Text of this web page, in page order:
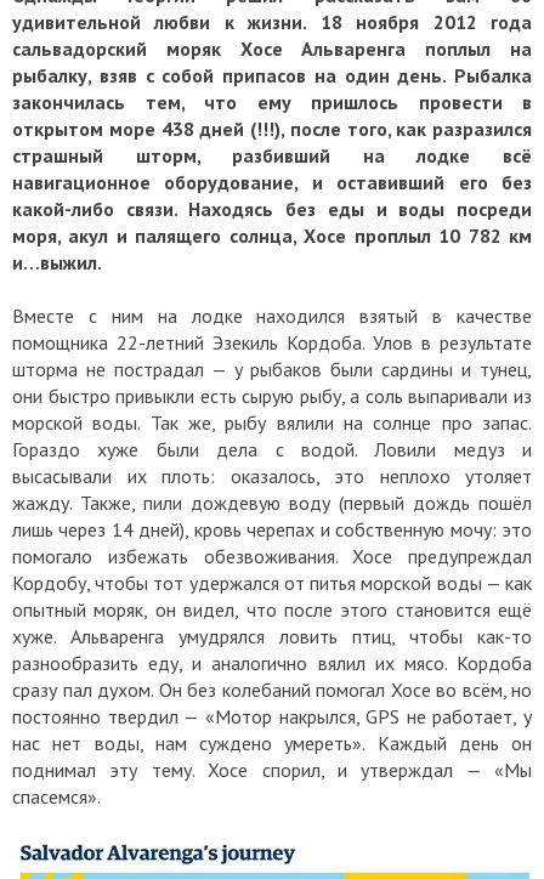
удивительной любви к жизни. 18 ноября 2012 года
сальвадорский моряк Хосе Альваренга поплыл на
рыбалку, взяв с собой припасов на один день. Рыбалка
закончилась тем, что ему пришлось провести в
открытом море 438 дней (!!!), после того, как разразился
страшный шторм, разбивший на лодке всё
навигационное оборудование, и оставивший его без
какой-либо связи. Находясь без еды и воды посреди
моря, акул и палящего солнца, Хосе проплыл 10 782 км
и…выжил.
Вместе с ним на лодке находился взятый в качестве
помощника 22-летний Эзекиль Кордоба. Улов в результате
шторма не пострадал — у рыбаков были сардины и тунец,
они быстро привыкли есть сырую рыбу, а соль выпаривали из
морской воды. Так же, рыбу вялили на солнце про запас.
Гораздо хуже были дела с водой. Ловили медуз и
высасывали их плоть: оказалось, это неплохо утоляет
жажду. Также, пили дождевую воду (первый дождь пошёл
лишь через 14 дней), кровь черепах и собственную мочу: это
помогало избежать обезвоживания. Хосе предупреждал
Кордобу, чтобы тот удержался от питья морской воды — как
опытный моряк, он видел, что после этого становится ещё
хуже. Альваренга умудрялся ловить птиц, чтобы как-то
разнообразить еду, и аналогично вялил их мясо. Кордоба
сразу пал духом. Он без колебаний помогал Хосе во всём, но
постоянно твердил — «Мотор накрылся, GPS не работает, у
нас нет воды, нам суждено умереть». Каждый день он
поднимал эту тему. Хосе спорил, и утверждал — «Мы
спасемся».